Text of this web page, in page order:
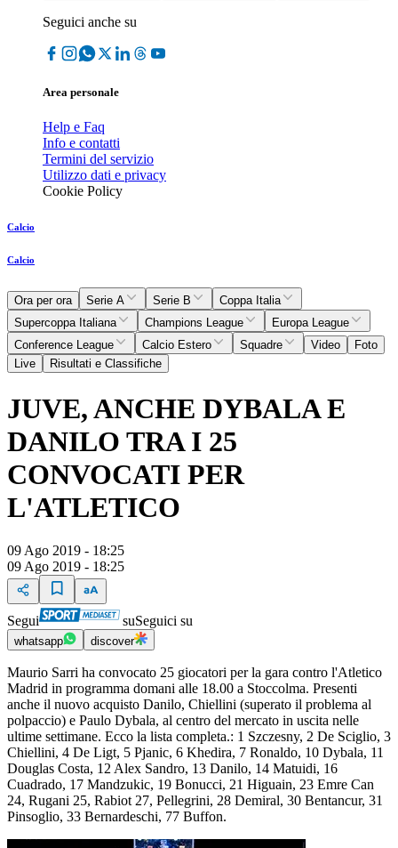
Seguici anche su
Area personale
Help e Faq
Info e contatti
Termini del servizio
Utilizzo dati e privacy
Cookie Policy
Calcio
Calcio
Ora per ora Serie A Serie B
Coppa Italia
Supercoppa Italiana
Champions League
Europa League
Conference League
Calcio Estero Squadre Video
Foto
Live
Risultati e Classifiche
JUVE, ANCHE DYBALA E
DANILO TRA I 25
CONVOCATI PER
L'ATLETICO
09 Ago 2019 - 18:25
09 Ago 2019 - 18:25
Segui suSeguici su
whatsapp discover
Maurio Sarri ha convocato 25 giocatori per la gara contro l'Atletico
Madrid in programma domani alle 18.00 a Stoccolma. Presenti
anche il nuovo acquisto Danilo, Chiellini (superato il problema al
polpaccio) e Paulo Dybala, al centro del mercato in uscita nelle
ultime settimane. Ecco la lista completa.: 1 Szczesny, 2 De Sciglio, 3
Chiellini, 4 De Ligt, 5 Pjanic, 6 Khedira, 7 Ronaldo, 10 Dybala, 11
Douglas Costa, 12 Alex Sandro, 13 Danilo, 14 Matuidi, 16
Cuadrado, 17 Mandzukic, 19 Bonucci, 21 Higuain, 23 Emre Can
24, Rugani 25, Rabiot 27, Pellegrini, 28 Demiral, 30 Bentancur, 31
Pinsoglio, 33 Bernardeschi, 77 Buffon.